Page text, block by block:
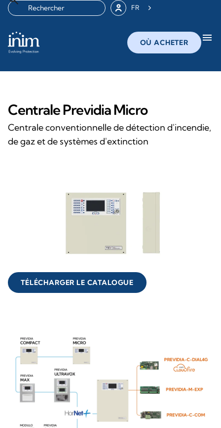
FR
OÙ ACHETER menu
Centrale Previdia Micro
Centrale conventionnelle de détection d'incendie,
de gaz et de systèmes d'extinction
TÉLÉCHARGER LE CATALOGUE